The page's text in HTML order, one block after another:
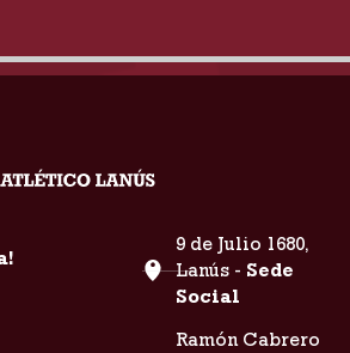
9 de Julio 1680,
Lanús - Sede
Social
Ramón Cabrero